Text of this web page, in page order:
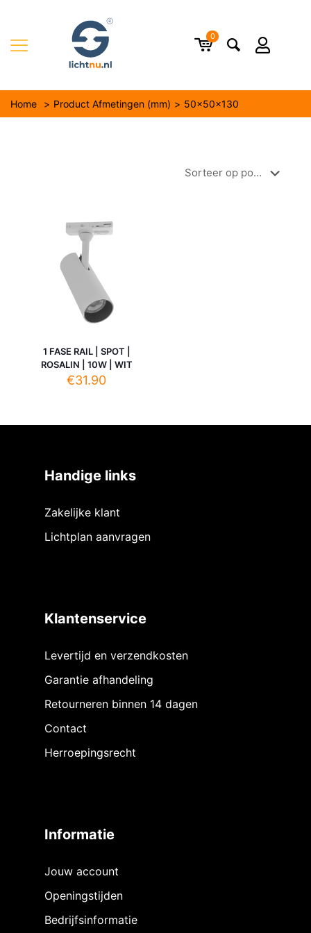
0
Home > Product Afmetingen (mm) > 50x50x130
1 FASE RAIL | SPOT |
ROSALIN | 10W | WIT
€31.90
Handige links
Zakelijke klant
Lichtplan aanvragen
Klantenservice
Levertijd en verzendkosten
Garantie afhandeling
Retourneren binnen 14 dagen
Contact
Herroepingsrecht
Informatie
Jouw account
Openingstijden
Bedrijfsinformatie